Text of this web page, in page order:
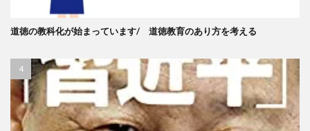
道徳の教科化が始まっています/ 道徳教育のあり方を考える